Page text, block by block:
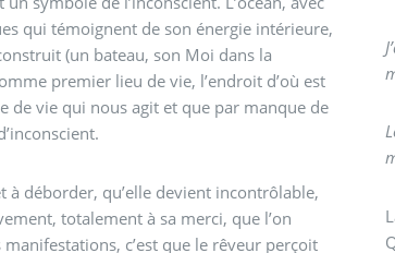
qui témoignent de son énergie intérieure,
(un bateau, son Moi dans la
premier lieu de vie, l’endroit d’où est
de vie qui nous agit et que par manque de
à déborder, qu’elle devient incontrôlable,
totalement à sa merci, que l’on
c’est que le rêveur perçoit